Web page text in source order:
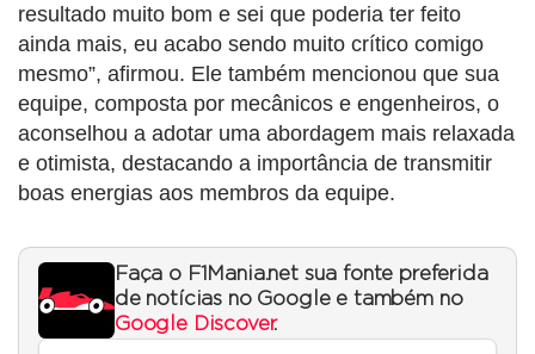
resultado muito bom e sei que poderia ter feito
ainda mais, eu acabo sendo muito crítico comigo
mesmo”, afirmou. Ele também mencionou que sua
equipe, composta por mecânicos e engenheiros, o
aconselhou a adotar uma abordagem mais relaxada
e otimista, destacando a importância de transmitir
boas energias aos membros da equipe.
Faça o F1Mania.net sua fonte preferida
de notícias no Google e também no
Google Discover.